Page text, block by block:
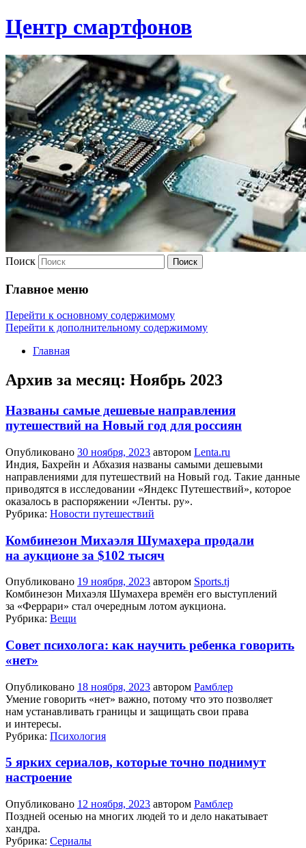
Центр смартфонов
Поиск
Главное меню
Перейти к основному содержимому
Перейти к дополнительному содержимому
Главная
Архив за месяц: Ноябрь 2023
Названы самые дешевые направления
путешествий на Новый год для россиян
Опубликовано 30 ноября, 2023 автором Lenta.ru
Индия, Бахрейн и Абхазия названы самыми дешевыми
направлениями для путешествий на Новый год. Такие данные
приводятся в исследовании «Яндекс Путешествий», которое
оказалось в распоряжении «Ленты. ру».
Рубрика: Новости путешествий
Комбинезон Михаэля Шумахера продали
на аукционе за $102 тысяч
Опубликовано 19 ноября, 2023 автором Sports.tj
Комбинезон Михаэля Шумахера времён его выступлений
за «Феррари» стал очередным лотом аукциона.
Рубрика: Вещи
Совет психолога: как научить ребенка говорить
«нет»
Опубликовано 18 ноября, 2023 автором Рамблер
Умение говорить «нет» важно, потому что это позволяет
нам устанавливать границы и защищать свои права
и интересы.
Рубрика: Психология
5 ярких сериалов, которые точно поднимут
настроение
Опубликовано 12 ноября, 2023 автором Рамблер
Поздней осенью на многих людей то и дело накатывает
хандра.
Рубрика: Сериалы